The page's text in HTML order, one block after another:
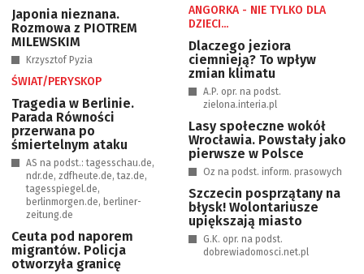
Japonia nieznana.
Rozmowa z PIOTREM
MILEWSKIM
Krzysztof Pyzia
ŚWIAT/PERYSKOP
Tragedia w Berlinie.
Parada Równości
przerwana po
śmiertelnym ataku
AS na podst.: tagesschau.de,
ndr.de, zdfheute.de, taz.de,
tagesspiegel.de,
berlinmorgen.de, berliner-
zeitung.de
Ceuta pod naporem
migrantów. Policja
otworzyła granicę
ANGORKA - NIE TYLKO DLA
DZIECI...
Dlaczego jeziora
ciemnieją? To wpływ
zmian klimatu
A.P. opr. na podst.
zielona.interia.pl
Lasy społeczne wokół
Wrocławia. Powstały jako
pierwsze w Polsce
Oz na podst. inform. prasowych
Szczecin posprzątany na
błysk! Wolontariusze
upiększają miasto
G.K. opr. na podst.
dobrewiadomosci.net.pl